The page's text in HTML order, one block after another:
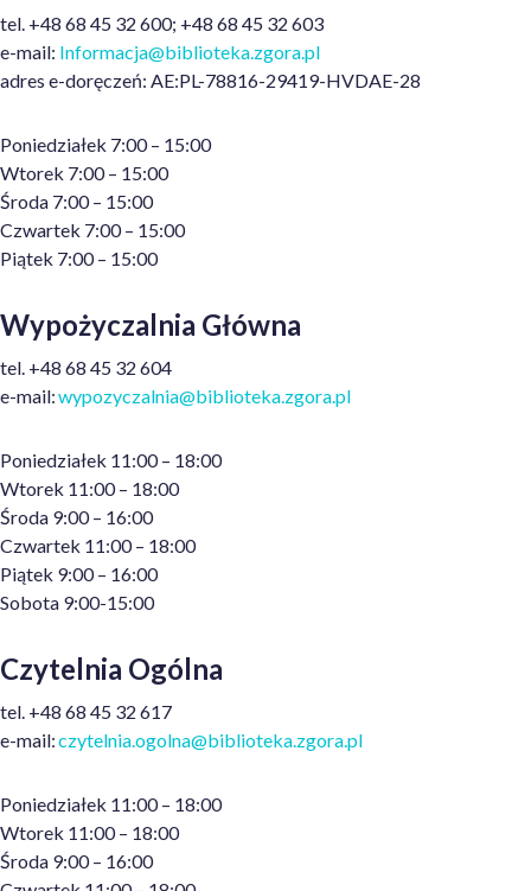
tel. +48 68 45 32 600; +48 68 45 32 603
e-mail: Informacja@biblioteka.zgora.pl
adres e-doręczeń: AE:PL-78816-29419-HVDAE-28
Poniedziałek 7:00 – 15:00
Wtorek 7:00 – 15:00
Środa 7:00 – 15:00
Czwartek 7:00 – 15:00
Piątek 7:00 – 15:00
Wypożyczalnia Główna
tel. +48 68 45 32 604
e-mail:wypozyczalnia@biblioteka.zgora.pl
Poniedziałek 11:00 – 18:00
Wtorek 11:00 – 18:00
Środa 9:00 – 16:00
Czwartek 11:00 – 18:00
Piątek 9:00 – 16:00
Sobota 9:00-15:00
Czytelnia Ogólna
tel. +48 68 45 32 617
e-mail:czytelnia.ogolna@biblioteka.zgora.pl
Poniedziałek 11:00 – 18:00
Wtorek 11:00 – 18:00
Środa 9:00 – 16:00